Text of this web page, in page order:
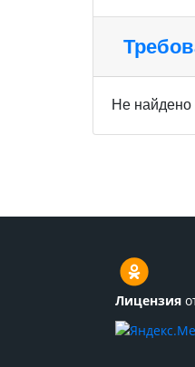
Не найдено
Лицензия